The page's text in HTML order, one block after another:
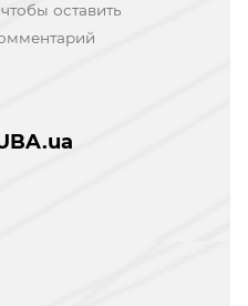
чтобы оставить